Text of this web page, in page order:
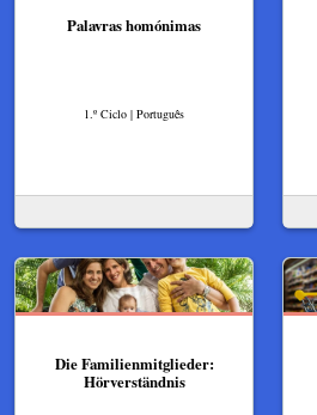
Palavras homónimas
1.º Ciclo | Português
Die Familienmitglieder:
Hörverständnis